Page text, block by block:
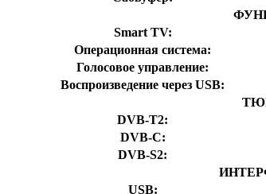
Smart TV:
Операционная система:
Голосовое управление:
Воспроизведение через USB:
DVB-T2:
DVB-C:
DVB-S2:
USB: